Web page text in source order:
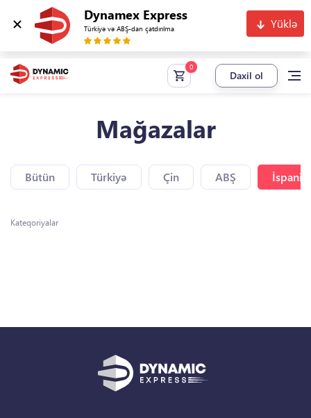
Dynamex Express
Türkiyə və ABŞ-dan çatdırılma Yüklə
Daxil ol
Mağazalar
Bütün Türkiyə Çin ABŞ
Kateqoriyalar